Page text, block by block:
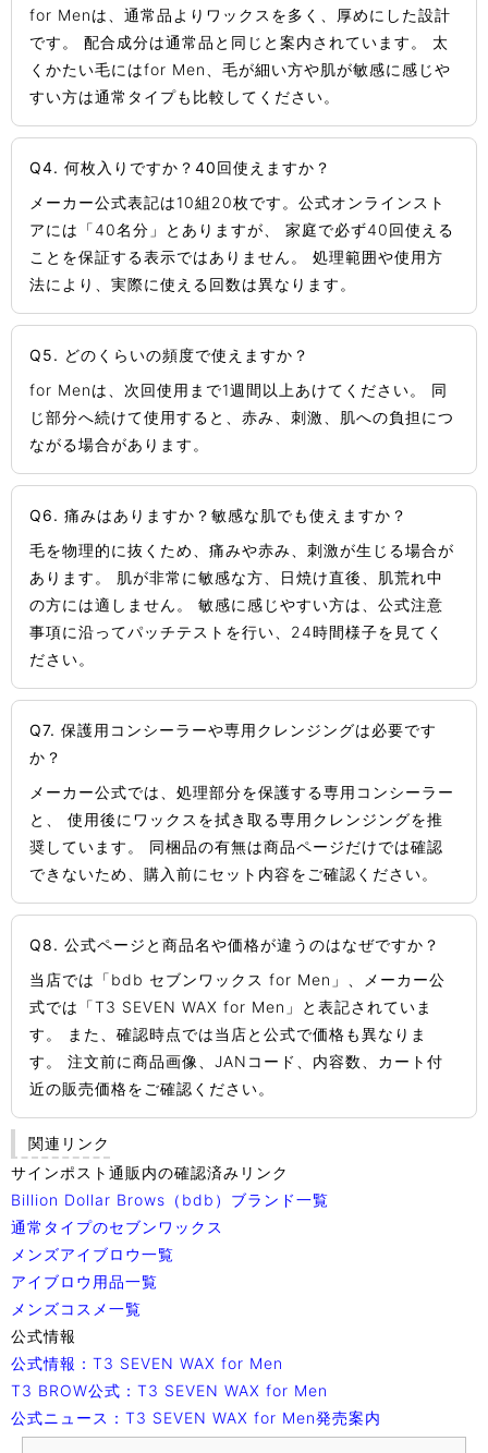
for Menは、通常品よりワックスを多く、厚めにした設計
です。 配合成分は通常品と同じと案内されています。 太
くかたい毛にはfor Men、毛が細い方や肌が敏感に感じや
すい方は通常タイプも比較してください。
Q4. 何枚入りですか？40回使えますか？
メーカー公式表記は10組20枚です。公式オンラインスト
アには「40名分」とありますが、 家庭で必ず40回使える
ことを保証する表示ではありません。 処理範囲や使用方
法により、実際に使える回数は異なります。
Q5. どのくらいの頻度で使えますか？
for Menは、次回使用まで1週間以上あけてください。 同
じ部分へ続けて使用すると、赤み、刺激、肌への負担につ
ながる場合があります。
Q6. 痛みはありますか？敏感な肌でも使えますか？
毛を物理的に抜くため、痛みや赤み、刺激が生じる場合が
あります。 肌が非常に敏感な方、日焼け直後、肌荒れ中
の方には適しません。 敏感に感じやすい方は、公式注意
事項に沿ってパッチテストを行い、24時間様子を見てく
ださい。
Q7. 保護用コンシーラーや専用クレンジングは必要です
か？
メーカー公式では、処理部分を保護する専用コンシーラー
と、 使用後にワックスを拭き取る専用クレンジングを推
奨しています。 同梱品の有無は商品ページだけでは確認
できないため、購入前にセット内容をご確認ください。
Q8. 公式ページと商品名や価格が違うのはなぜですか？
当店では「bdb セブンワックス for Men」、メーカー公
式では「T3 SEVEN WAX for Men」と表記されていま
す。 また、確認時点では当店と公式で価格も異なりま
す。 注文前に商品画像、JANコード、内容数、カート付
近の販売価格をご確認ください。
関連リンク
サインポスト通販内の確認済みリンク
Billion Dollar Brows（bdb）ブランド一覧
通常タイプのセブンワックス
メンズアイブロウ一覧
アイブロウ用品一覧
メンズコスメ一覧
公式情報
公式情報：T3 SEVEN WAX for Men
T3 BROW公式：T3 SEVEN WAX for Men
公式ニュース：T3 SEVEN WAX for Men発売案内